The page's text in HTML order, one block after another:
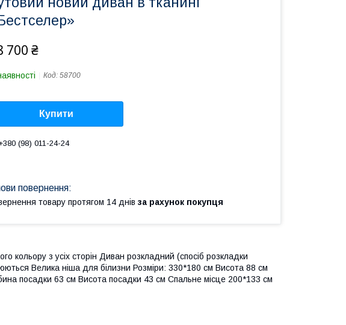
700 ₴
Код: 58700
Купити
(98) 011-24-24
товару протягом 14 днів за рахунок покупця
кольору з усіх сторін Диван розкладний (спосіб розкладки
Велика ніша для білизни Розміри: 330*180 см Висота 88 см
посадки 63 см Висота посадки 43 см Спальне місце 200*133 см